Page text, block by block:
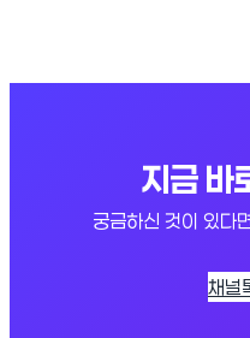
지금 바
궁금하신 것이 있다
채널